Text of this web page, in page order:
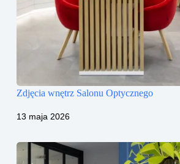
Zdjęcia wnętrz Salonu Optycznego
13 maja 2026